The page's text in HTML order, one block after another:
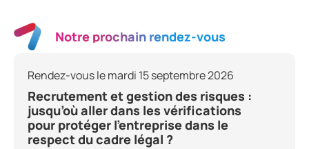
Notre prochain rendez-vous
Rendez-vous le mardi 15 septembre 2026
Recrutement et gestion des risques :
jusqu’où aller dans les vérifications
pour protéger l’entreprise dans le
respect du cadre légal ?